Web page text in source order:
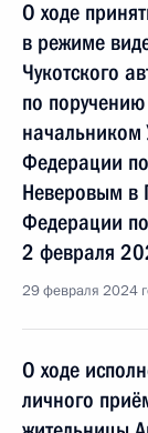
О ходе
в режиме
Чукотского
по
начальником
Федерации
Неверовым в
Федерации
2 февраля
29 февраля 2024
О ходе
личного